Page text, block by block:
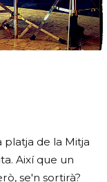
platja de la Mitja
Així que un
se'n sortirà?